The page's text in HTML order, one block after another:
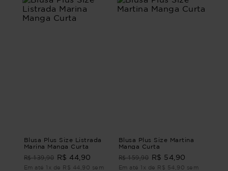
Blusa Plus Size Listrada
Marina Manga Curta
R$ 139,90 R$ 44,90
Em até 1x de R$ 44,90 sem
Blusa Plus Size Martina
Manga Curta
R$ 159,90 R$ 54,90
Em até 1x de R$ 54,90 sem